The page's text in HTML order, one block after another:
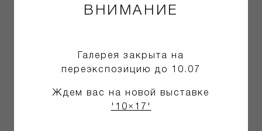
ВНИМАНИЕ
Галерея закрыта на
переэкспозицию до 10.07
Ждем вас на новой выставке
'10×17'